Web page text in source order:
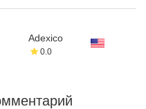
Adexico
0.0